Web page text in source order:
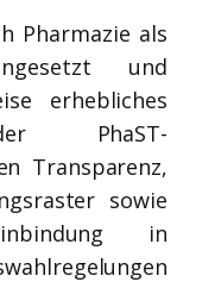
Pharmazie als
und
erhebliches
PhaST-
Transparenz,
sowie
in